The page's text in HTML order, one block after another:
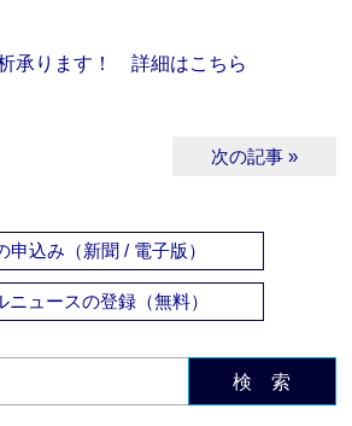
承ります！ 詳細はこちら
次の記事 »
申込み（新聞 / 電子版）
ニュースの登録（無料）
検 索